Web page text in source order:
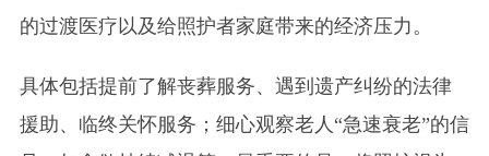
的过渡医疗以及给照护者家庭带来的经济压力。
具体包括提前了解丧葬服务、遇到遗产纠纷的法律
援助、临终关怀服务；细心观察老人“急速衰老”的信